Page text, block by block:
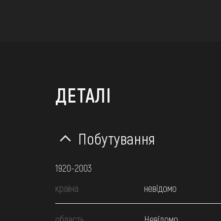
ДЕТАЛІ
Побутування
1920-2003
країна
невідомо